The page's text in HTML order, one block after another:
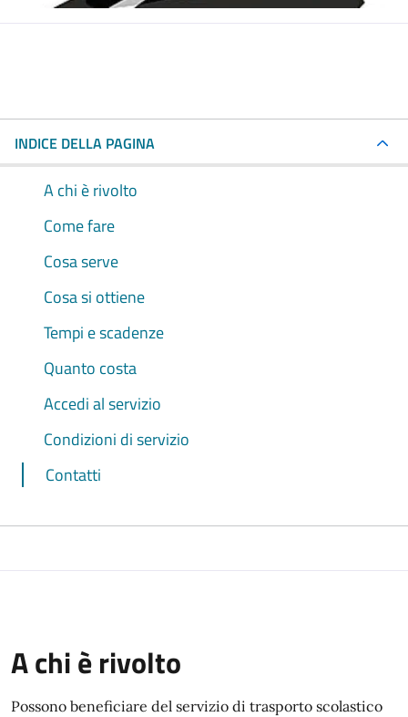
INDICE DELLA PAGINA
A chi è rivolto
Come fare
Cosa serve
Cosa si ottiene
Tempi e scadenze
Quanto costa
Accedi al servizio
Condizioni di servizio
Contatti
A chi è rivolto
Possono beneficiare del servizio di trasporto scolastico